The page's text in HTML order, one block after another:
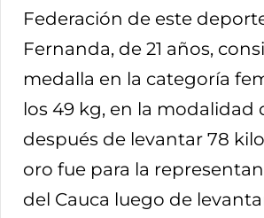
Federación de este
Fernanda, de 21 años,
medalla en la categoría
los 49 kg, en la modalidad
después de levantar 78
oro fue para la
del Cauca luego de